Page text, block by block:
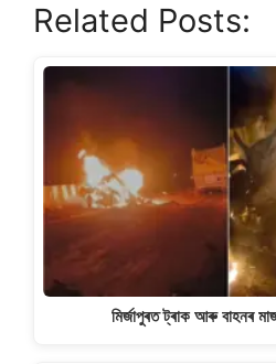
at
s
A
p
p
c
e
b
o
o
k
e
gr
m
y
n
k
Related Posts:
মিৰ্জাপুৰত ট্ৰাক আৰু বাহনৰ